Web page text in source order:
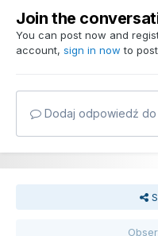
Join the
You can post now and
account, sign in now to
Dodaj odpowiedź do